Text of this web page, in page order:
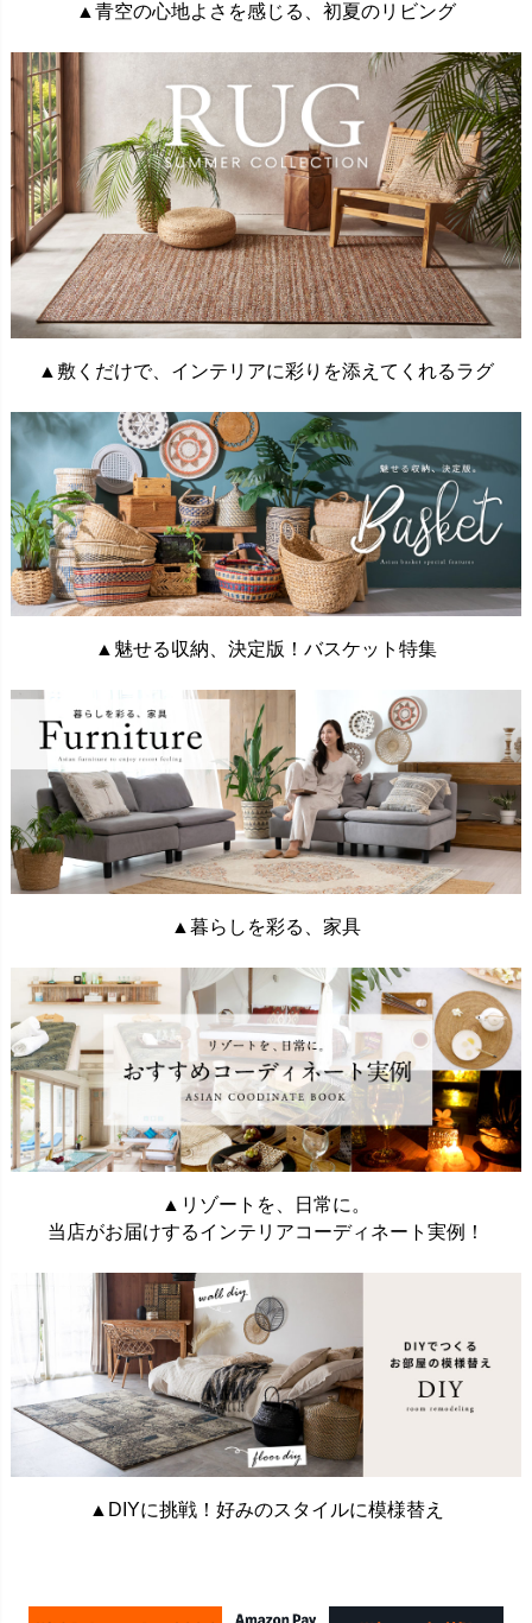
▲青空の心地よさを感じる、初夏のリビング
▲敷くだけで、インテリアに彩りを添えてくれるラグ
▲魅せる収納、決定版！バスケット特集
▲暮らしを彩る、家具
▲リゾートを、日常に。
当店がお届けするインテリアコーディネート実例！
▲DIYに挑戦！好みのスタイルに模様替え